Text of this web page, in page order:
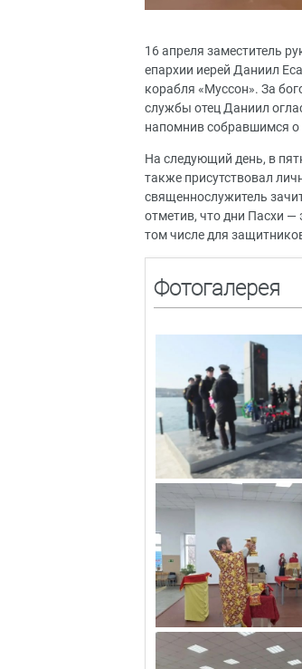
16 апреля заместитель
епархии иерей Даниил
корабля «Муссон». За
службы отец Даниил
напомнив собравшимся о
На следующий день, в
также присутствовал
священнослужитель
отметив, что дни Пасхи —
том числе для
Фотогалерея